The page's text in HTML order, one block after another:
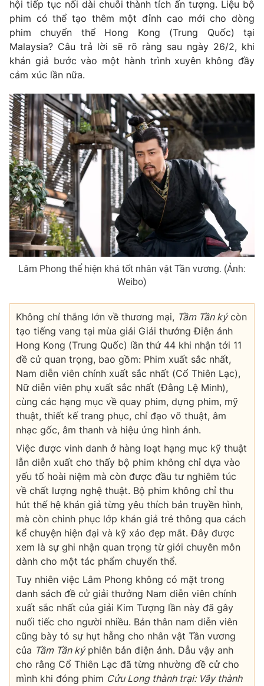
hội tiếp tục nối dài chuỗi thành tích ấn tượng. Liệu bộ
phim có thể tạo thêm một đỉnh cao mới cho dòng
phim chuyển thể Hong Kong (Trung Quốc) tại
Malaysia? Câu trả lời sẽ rõ ràng sau ngày 26/2, khi
khán giả bước vào một hành trình xuyên không đầy
cảm xúc lần nữa.
Lâm Phong thể hiện khá tốt nhân vật Tần vương. (Ảnh:
Weibo)
Không chỉ thắng lớn về thương mại, Tầm Tần kýcòn
tạo tiếng vang tại mùa giải Giải thưởng Điện ảnh
Hong Kong (Trung Quốc) lần thứ 44 khi nhận tới 11
đề cử quan trọng, bao gồm: Phim xuất sắc nhất,
Nam diễn viên chính xuất sắc nhất (Cổ Thiên Lạc),
Nữ diễn viên phụ xuất sắc nhất (Đằng Lệ Minh),
cùng các hạng mục về quay phim, dựng phim, mỹ
thuật, thiết kế trang phục, chỉ đạo võ thuật, âm
nhạc gốc, âm thanh và hiệu ứng hình ảnh.
Việc được vinh danh ở hàng loạt hạng mục kỹ thuật
lẫn diễn xuất cho thấy bộ phim không chỉ dựa vào
yếu tố hoài niệm mà còn được đầu tư nghiêm túc
về chất lượng nghệ thuật. Bộ phim không chỉ thu
hút thế hệ khán giả từng yêu thích bản truyền hình,
mà còn chinh phục lớp khán giả trẻ thông qua cách
kể chuyện hiện đại và kỹ xảo đẹp mắt. Đây được
xem là sự ghi nhận quan trọng từ giới chuyên môn
dành cho một tác phẩm chuyển thể.
Tuy nhiên việc Lâm Phong không có mặt trong
danh sách đề cử giải thưởng Nam diễn viên chính
xuất sắc nhất của giải Kim Tượng lần này đã gây
nuối tiếc cho người nhiều. Bản thân nam diễn viên
cũng bày tỏ sự hụt hẫng cho nhân vật Tần vương
của Tầm Tần kýphiên bản điện ảnh. Dẫu vậy anh
cho rằng Cổ Thiên Lạc đã từng nhường đề cử cho
mình khi đóng phim Cửu Long thành trại: Vây thành